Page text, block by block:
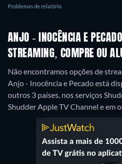
Problemas de relatório
ANJO - INOCÊNCIA E
STREAMING, COMPRE OU
Não encontramos opções de
Anjo - Inocência e Pecado está
outros 3 países, nos serviços
Shudder Apple TV Channel e em